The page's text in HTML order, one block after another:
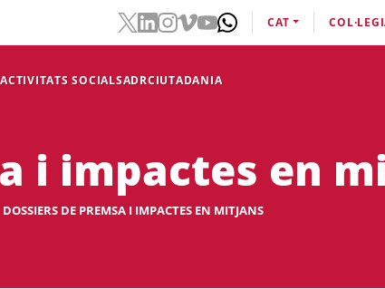
ACTIVITATS SOCIALSADRCIUTADANIA
CAT
i impactes en
DOSSIERS DE PREMSA I IMPACTES EN MITJANS